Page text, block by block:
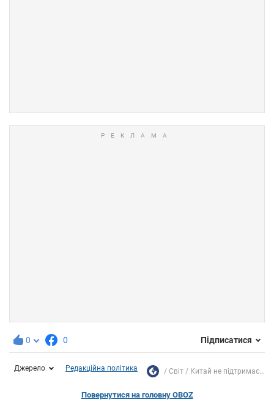
0 0 Підписатися
Джерело Редакційна політика Світ Китай не підтримає...
Повернутися на головну OBOZ